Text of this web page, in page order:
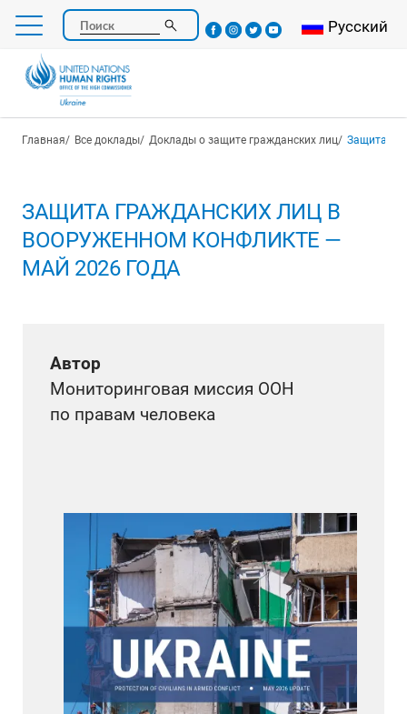
Перейти
основному
содержанию
Поиск Select your
Русский
Строка навигации
Главная Все доклады Доклады о защите гражданских лиц Защита
ЗАЩИТА ГРАЖДАНСКИХ ЛИЦ В
ВООРУЖЕННОМ КОНФЛИКТЕ —
МАЙ 2026 ГОДА
Автор
Мониторинговая миссия ООН
по правам человека